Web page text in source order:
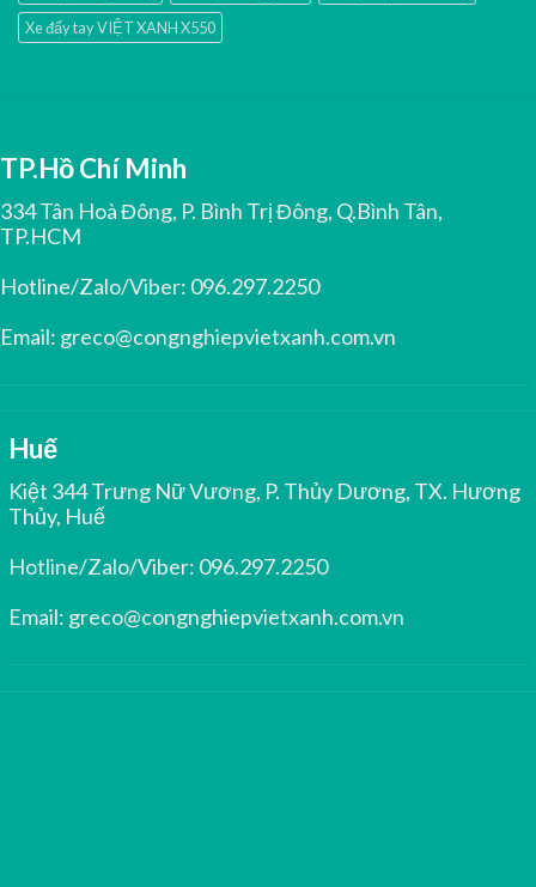
Xe đẩy tay VIỆT XANH X550
TP.Hồ Chí Minh
334 Tân Hoà Đông, P. Bình Trị Đông, Q.Bình Tân,
TP.HCM
Hotline/Zalo/Viber: 096.297.2250
Email: greco@congnghiepvietxanh.com.vn
Huế
Kiệt 344 Trưng Nữ Vương, P. Thủy Dương, TX. Hương
Thủy, Huế
Hotline/Zalo/Viber: 096.297.2250
Email: greco@congnghiepvietxanh.com.vn